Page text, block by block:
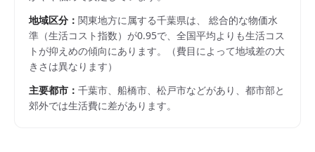
地域区分： 関東地方に属する千葉県は、 総合的な物価水
準（生活コスト指数）が0.95で、 全国平均よりも生活コス
トが抑えめの傾向にあります。
（費目によって地域差の大
きさは異なります）
主要都市： 千葉市、船橋市、松戸市などがあり、都市部と
郊外では生活費に差があります。